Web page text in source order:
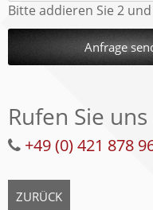
Bitte addieren Sie 2 und
Anfrage
Rufen Sie
+49 (0) 421 878
ZURÜCK